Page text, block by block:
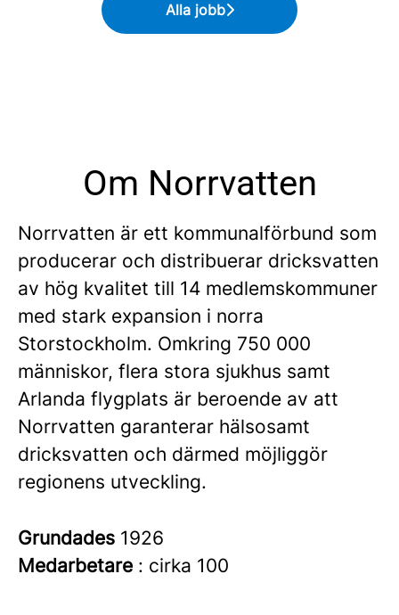
Alla jobb
Om Norrvatten
Norrvatten är ett kommunalförbund som
producerar och distribuerar dricksvatten
av hög kvalitet till 14 medlemskommuner
med stark expansion i norra
Storstockholm. Omkring 750 000
människor, flera stora sjukhus samt
Arlanda flygplats är beroende av att
Norrvatten garanterar hälsosamt
dricksvatten och därmed möjliggör
regionens utveckling.
Grundades 1926
Medarbetare : cirka 100